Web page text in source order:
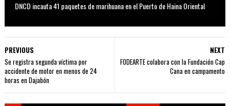
DNCD incauta 41 paquetes de marihuana en el Puerto de Haina Oriental
NEXT
FODEARTE colabora con la Fundación Cap
Cana en campamento
PREVIOUS
Se registra segunda víctima por
accidente de motor en menos de 24
horas en Dajabón